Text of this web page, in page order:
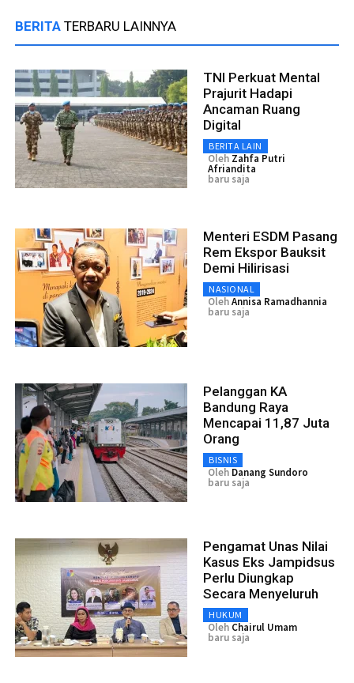
BERITA TERBARU LAINNYA
TNI Perkuat Mental
Prajurit Hadapi
Ancaman Ruang
Digital
BERITA LAIN
Oleh Zahfa Putri
Afriandita
baru saja
Menteri ESDM Pasang
Rem Ekspor Bauksit
Demi Hilirisasi
NASIONAL
OlehAnnisa Ramadhannia
baru saja
Pelanggan KA
Bandung Raya
Mencapai 11,87 Juta
Orang
BISNIS
Oleh Danang Sundoro
baru saja
Pengamat Unas Nilai
Kasus Eks Jampidsus
Perlu Diungkap
Secara Menyeluruh
HUKUM
Oleh Chairul Umam
baru saja